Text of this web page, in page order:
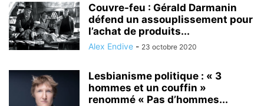
Couvre-feu : Gérald Darmanin
défend un assouplissement pour
l’achat de produits...
Alex Endive - 23 octobre 2020
Lesbianisme politique : « 3
hommes et un couffin »
renommé « Pas d’hommes...